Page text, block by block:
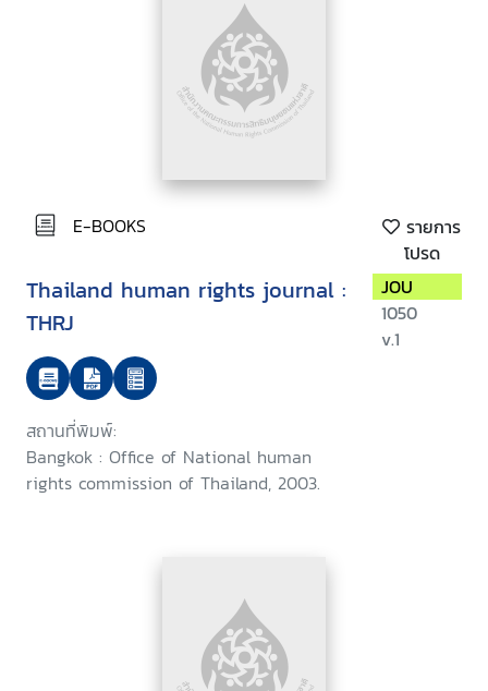
E-BOOKS
รายการ
โปรด
Thailand human rights journal :
THRJ
สถานที่พิมพ์:
Bangkok : Office of National human
rights commission of Thailand, 2003.
JOU
1050
v.1